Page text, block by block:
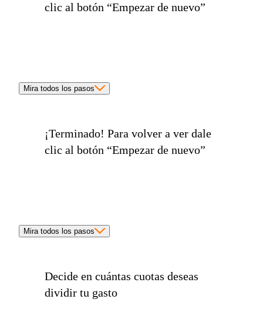
clic al botón “Empezar de nuevo”
Mira todos los pasos
¡Terminado! Para volver a ver dale
clic al botón “Empezar de nuevo”
Mira todos los pasos
Decide en cuántas cuotas deseas
dividir tu gasto